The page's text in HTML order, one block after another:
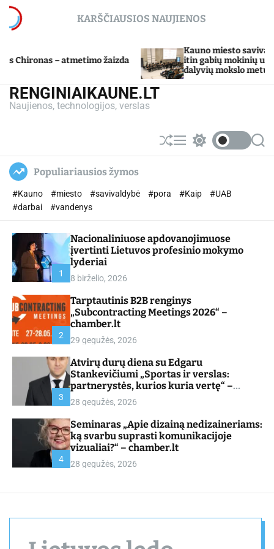
c
n
KARŠČIAUSIOS NAUJIENOS
žaizda
Kauno miesto savivaldybė
itin gabių mokinių ugdymo
dalyvių mokslo metų baigimo šventė
RENGINIAIKAUNE.LT
Naujienos, technologijos, verslas
S
h
e
M
e w
h
o
r
S
e
Populiariausios žymos
#Kauno #miesto #savivaldybė #pora #Kaip
#UAB
#darbai
#vandenys
1
Nacionaliniuose apdovanojimuose
įvertinti Lietuvos profesinio mokymo
lyderiai
8 birželio, 2026
2
Tarptautinis B2B renginys
„Subcontracting Meetings 2026“ –
chamber.lt
29 gegužės, 2026
3
Atvirų durų diena su Edgaru
Stankevičiumi „Sportas ir verslas:
partnerystės, kurios kuria vertę“ –
chamber.lt
28 gegužės, 2026
4
Seminaras „Apie dizainą nedizaineriams:
ką svarbu suprasti komunikacijoje
vizualiai?“ – chamber.lt
28 gegužės, 2026